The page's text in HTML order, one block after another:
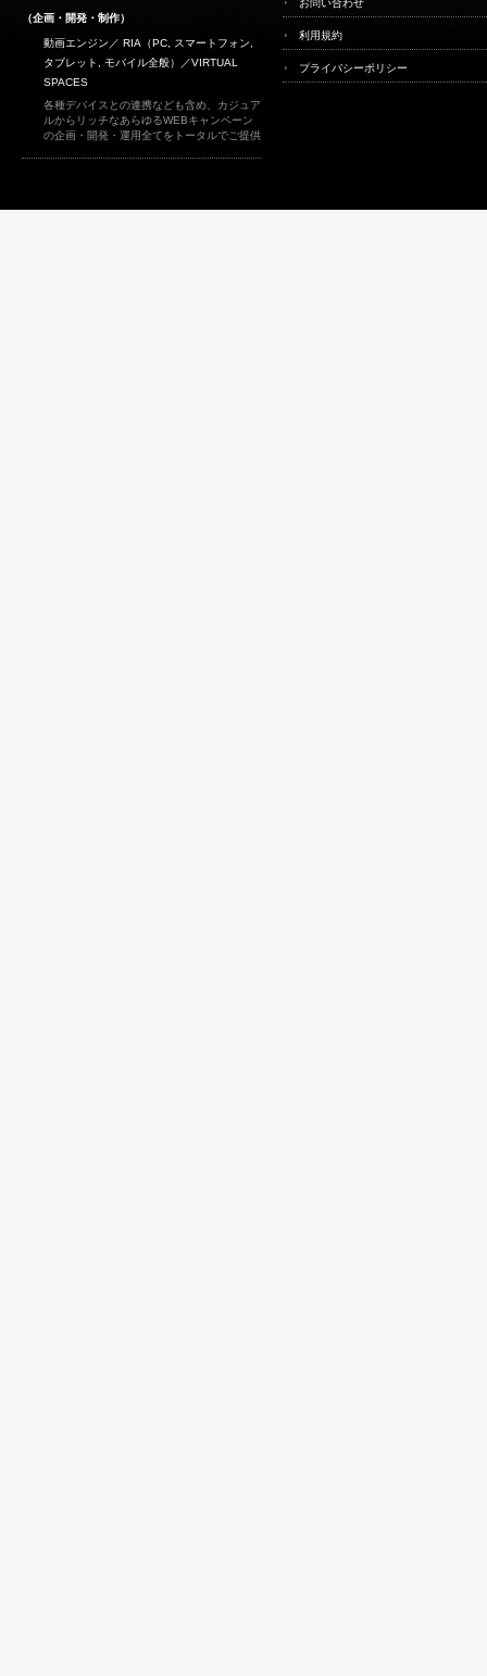
（企画・開発・制作）
動画エンジン／ RIA（PC, スマートフォン,
タブレット, モバイル全般）／VIRTUAL
SPACES
各種デバイスとの連携なども含め、カジュア
ルからリッチなあらゆるWEBキャンペーン
の企画・開発・運用全てをトータルでご提供
お問い合わせ
利用規約
プライバシーポリシー